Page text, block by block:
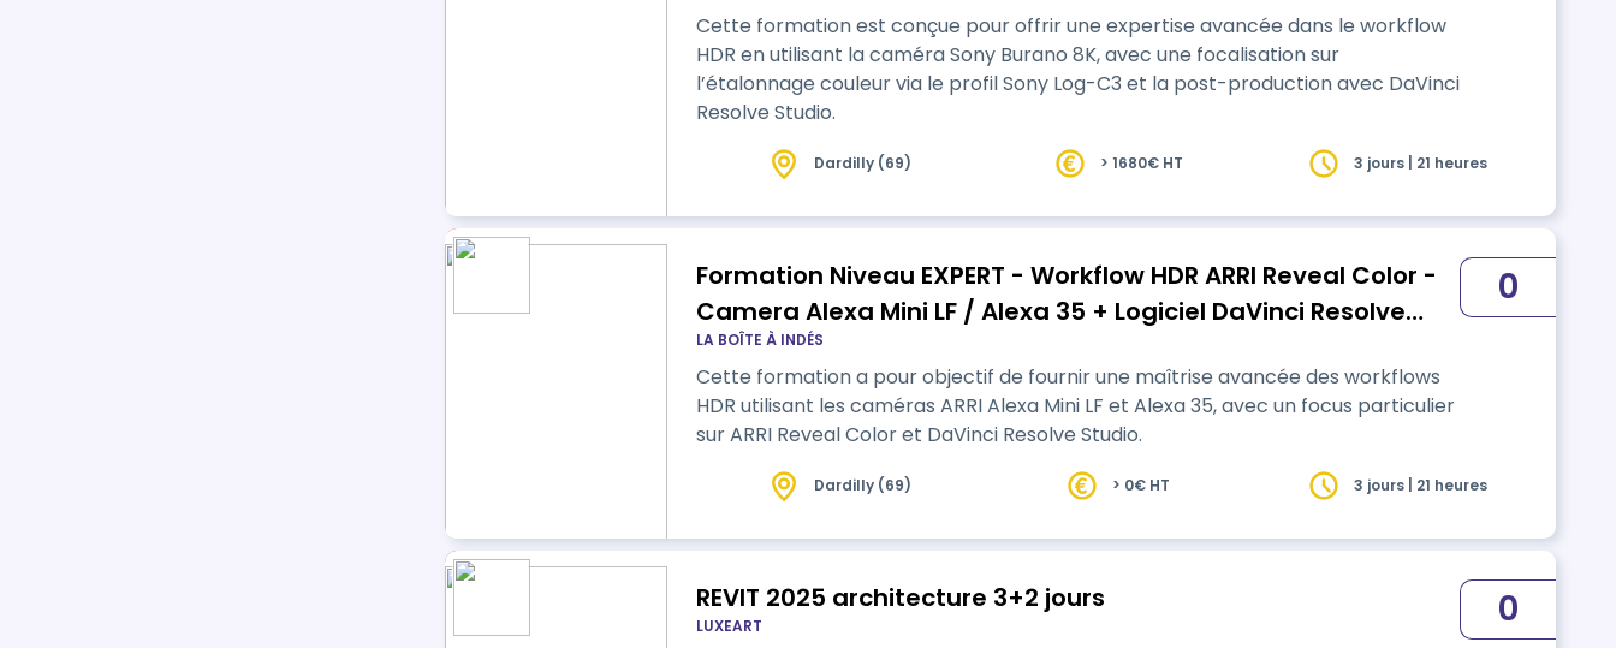
Cette formation est conçue pour offrir une expertise avancée dans le workflow
HDR en utilisant la caméra Sony Burano 8K, avec une focalisation sur
l’étalonnage couleur via le profil Sony Log-C3 et la post-production avec DaVinci
Resolve Studio.
Dardilly (69) > 1680€ HT 3 jours | 21 heures
Formation Niveau EXPERT - Workflow HDR ARRI Reveal Color -
Camera Alexa Mini LF / Alexa 35 + Logiciel DaVinci Resolve
Studio
LA BOÎTE À INDÉS
Cette formation a pour objectif de fournir une maîtrise avancée des workflows
HDR utilisant les caméras ARRI Alexa Mini LF et Alexa 35, avec un focus particulier
sur ARRI Reveal Color et DaVinci Resolve Studio.
0
Dardilly (69) > 0€ HT 3 jours | 21 heures
REVIT 2025 architecture 3+2 jours
LUXEART 0